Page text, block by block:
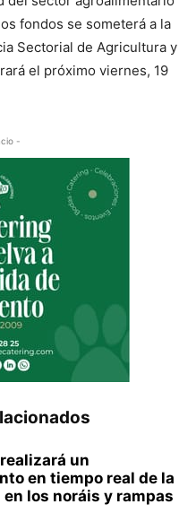
fondos se someterá a la
Sectorial de Agricultura y
el próximo viernes, 19
-
un
en tiempo real de la
los noráis y rampas